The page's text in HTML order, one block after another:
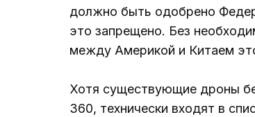
должно быть одобрено
это запрещено. Без
между Америкой и Китаем
Хотя существующие дроны
360, технически входят в